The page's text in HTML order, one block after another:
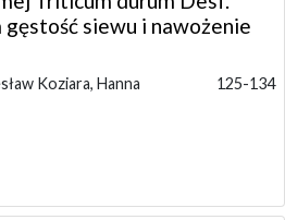
siewu i nawożenie
Koziara, Hanna
125-134